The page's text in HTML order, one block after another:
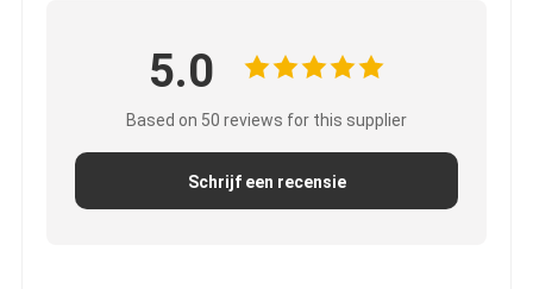
5.0
Based on 50 reviews for this supplier
Schrijf een recensie